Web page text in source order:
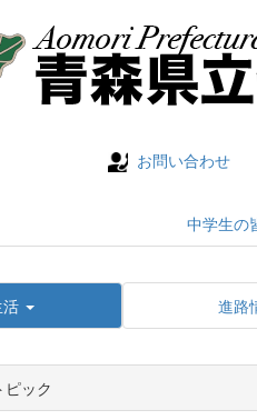
お問い合わせ
中学生の
進路
ック